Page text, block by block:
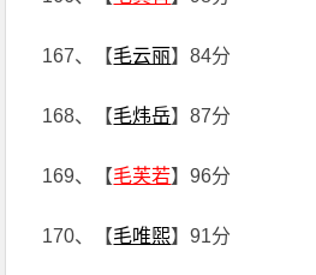
167、【毛云丽】84分
168、【毛炜岳】87分
169、【毛芙若】96分
170、【毛唯煕】91分